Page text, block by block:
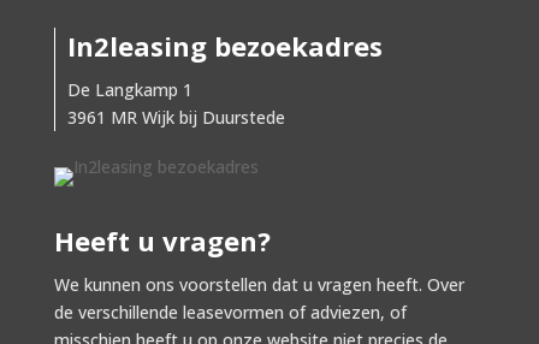
In2leasing bezoekadres
De Langkamp 1
3961 MR Wijk bij Duurstede
Heeft u vragen?
We kunnen ons voorstellen dat u vragen heeft. Over
de verschillende leasevormen of adviezen, of